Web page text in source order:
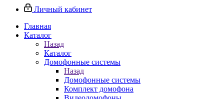
Личный кабинет
Главная
Каталог
Назад
Каталог
Домофонные системы
Назад
Домофонные системы
Комплект домофона